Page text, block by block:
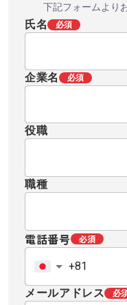
下記フォームより
氏名 必須
企業名 必須
役職
職種
電話番号 必須
メールアドレス 必